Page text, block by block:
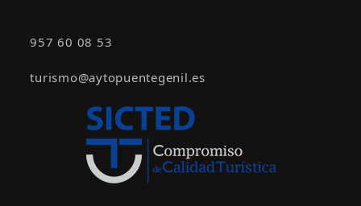
957 60 08 53
turismo@aytopuentegenil.es